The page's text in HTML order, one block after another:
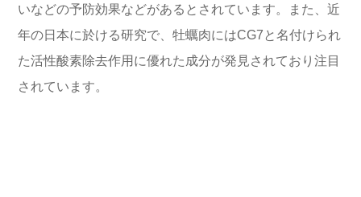
いなどの予防効果などがあるとされています。また、近
年の日本に於ける研究で、牡蠣肉にはCG7と名付けられ
た活性酸素除去作用に優れた成分が発見されており注目
されています。